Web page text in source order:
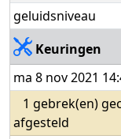
geluidsniveau
Keuringen
ma 8 nov 2021
1 gebrek(en)
afgesteld